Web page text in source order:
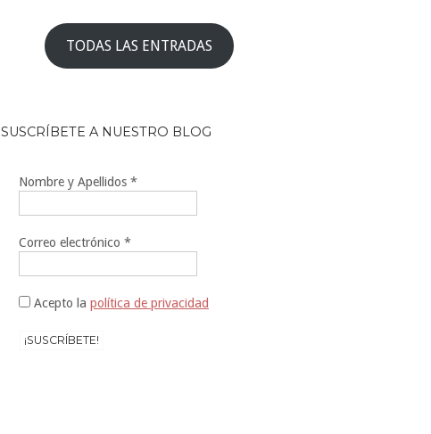
TODAS LAS ENTRADAS
SUSCRÍBETE A NUESTRO BLOG
Nombre y Apellidos *
Correo electrónico *
Acepto la política de privacidad